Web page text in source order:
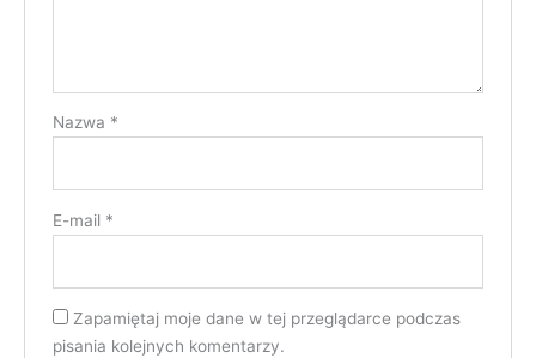
Nazwa *
E-mail *
Zapamiętaj moje dane w tej przeglądarce podczas
pisania kolejnych komentarzy.